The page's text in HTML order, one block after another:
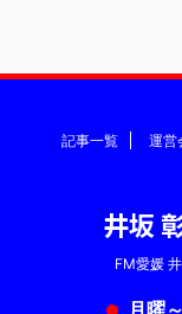
記事一覧 運営
井坂
FM愛媛
月曜